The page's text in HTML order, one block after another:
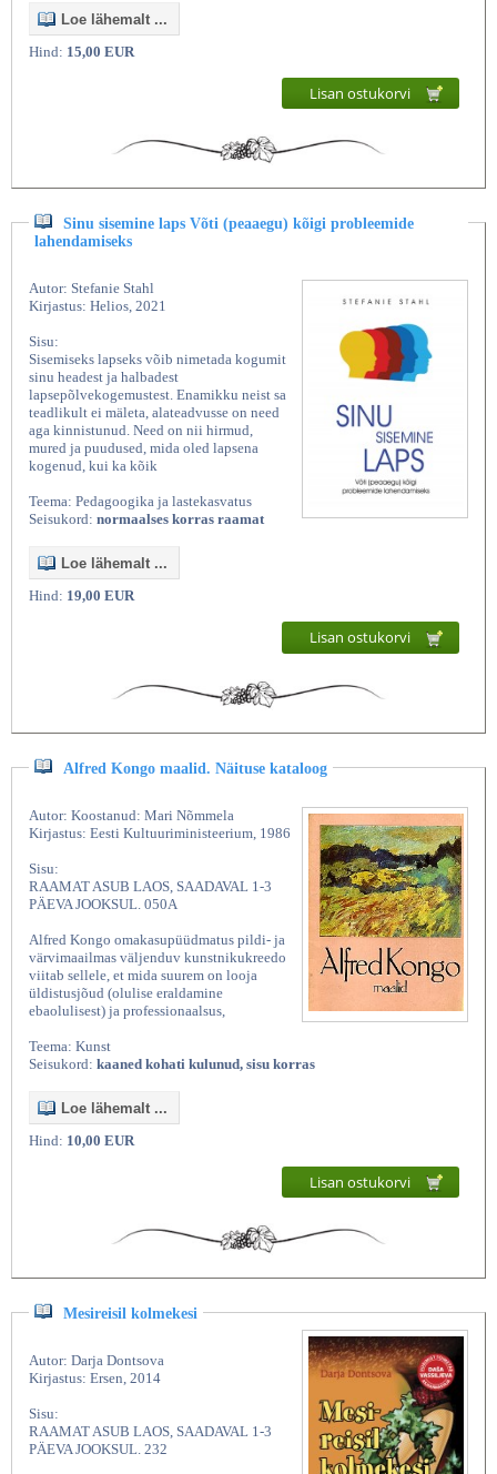
Loe lähemalt ...
Hind: 15,00 EUR
Lisan ostukorvi
Sinu sisemine laps Võti (peaaegu) kõigi probleemide
lahendamiseks
Autor: Stefanie Stahl
Kirjastus: Helios, 2021
Sisu:
Sisemiseks lapseks võib nimetada kogumit
sinu headest ja halbadest
lapsepõlvekogemustest. Enamikku neist sa
teadlikult ei mäleta, alateadvusse on need
aga kinnistunud. Need on nii hirmud,
mured ja puudused, mida oled lapsena
kogenud, kui ka kõik
Teema: Pedagoogika ja lastekasvatus
Seisukord: normaalses korras raamat
Loe lähemalt ...
Hind: 19,00 EUR
Lisan ostukorvi
Alfred Kongo maalid. Näituse kataloog
Autor: Koostanud: Mari Nõmmela
Kirjastus: Eesti Kultuuriministeerium, 1986
Sisu:
RAAMAT ASUB LAOS, SAADAVAL 1-3
PÄEVA JOOKSUL. 050A
Alfred Kongo omakasupüüdmatus pildi- ja
värvimaailmas väljenduv kunstnikukreedo
viitab sellele, et mida suurem on looja
üldistusjõud (olulise eraldamine
ebaolulisest) ja professionaalsus,
Teema: Kunst
Seisukord: kaaned kohati kulunud, sisu korras
Loe lähemalt ...
Hind: 10,00 EUR
Lisan ostukorvi
Mesireisil kolmekesi
Autor: Darja Dontsova
Kirjastus: Ersen, 2014
Sisu:
RAAMAT ASUB LAOS, SAADAVAL 1-3
PÄEVA JOOKSUL. 232